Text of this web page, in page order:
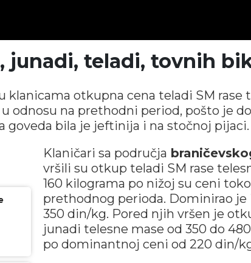
junadi, teladi, tovnih
klanicama otkupna cena teladi SM rase
odnosu na prethodni period, pošto je
goveda bila je jeftinija i na stočnoj pijaci.
Klaničari sa područja
vršili su otkup teladi SM rase
160 kilograma po nižoj su ceni
prethodnog perioda. Dominirao je
350 din/kg. Pored njih vršen je
junadi telesne mase od 350 do
po dominantnoj ceni od 220 din/